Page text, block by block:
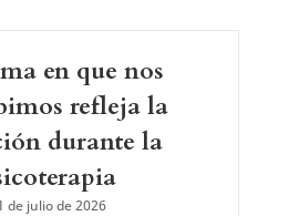
en que nos
refleja la
durante la
de julio de 2026